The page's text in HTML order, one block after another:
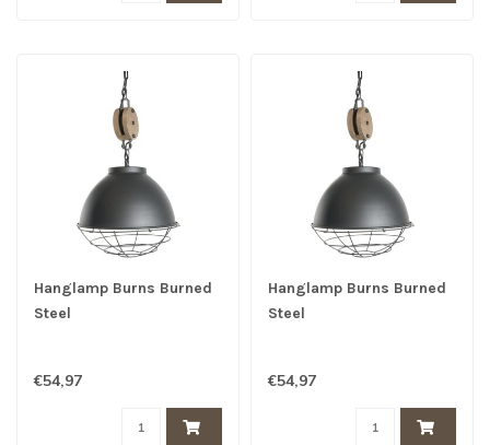
Hanglamp Burns Burned
Steel
€54,97
Hanglamp Burns Burned
Steel
€54,97